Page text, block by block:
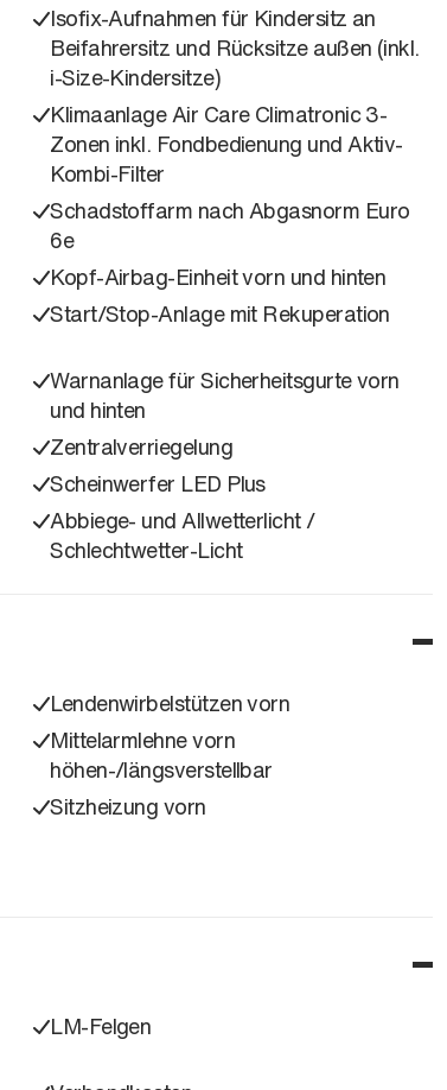
Isofix-Aufnahmen für Kindersitz an
Beifahrersitz und Rücksitze außen (inkl.
i-Size-Kindersitze)
Klimaanlage Air Care Climatronic 3-
Zonen inkl. Fondbedienung und Aktiv-
Kombi-Filter
Schadstoffarm nach Abgasnorm Euro
6e
Kopf-Airbag-Einheit vorn und hinten
Start/Stop-Anlage mit Rekuperation
Warnanlage für Sicherheitsgurte vorn
und hinten
Zentralverriegelung
Scheinwerfer LED Plus
Abbiege- und Allwetterlicht /
Schlechtwetter-Licht
Lendenwirbelstützen vorn
Mittelarmlehne vorn
höhen-/längsverstellbar
Sitzheizung vorn
LM-Felgen